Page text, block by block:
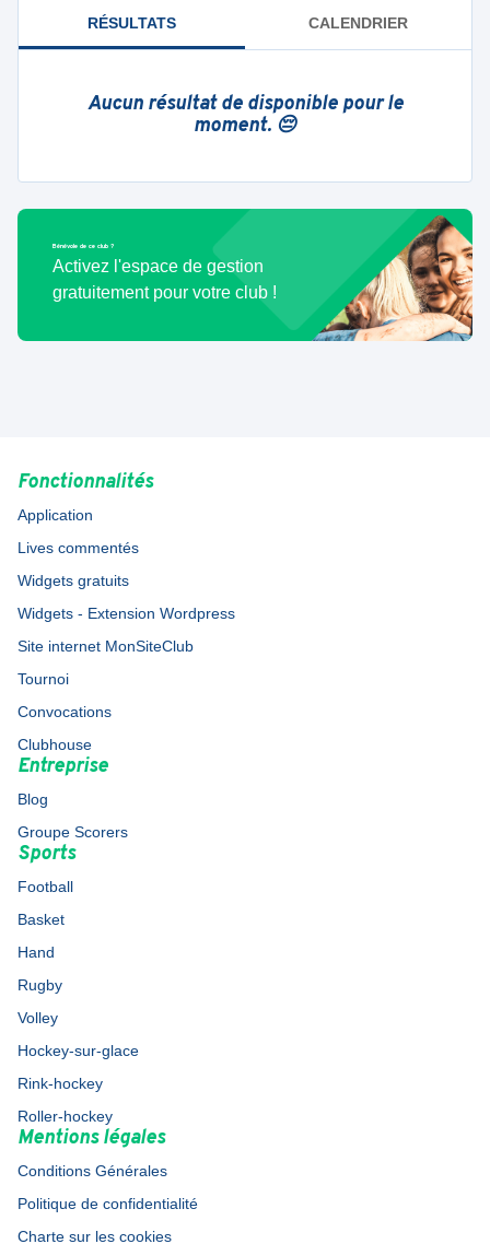
RÉSULTATS CALENDRIER
Aucun résultat de disponible pour le
moment. 😔
Bénévole de ce club ?
Activez l'espace de gestion
gratuitement pour votre club !
Fonctionnalités
Application
Lives commentés
Widgets gratuits
Widgets - Extension Wordpress
Site internet MonSiteClub
Tournoi
Convocations
Clubhouse
Entreprise
Blog
Groupe Scorers
Sports
Football
Basket
Hand
Rugby
Volley
Hockey-sur-glace
Rink-hockey
Roller-hockey
Mentions légales
Conditions Générales
Politique de confidentialité
Charte sur les cookies